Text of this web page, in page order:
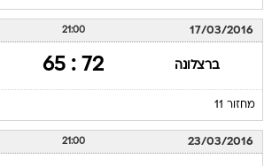
17/03/2016
21:00
ברצלונה 72 : 65
מחזור 11
23/03/2016
21:00